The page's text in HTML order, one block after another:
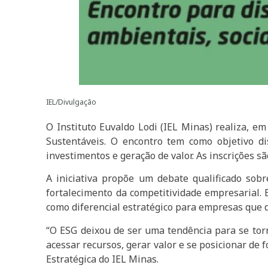
IEL/Divulgação
O Instituto Euvaldo Lodi (IEL Minas) realiza,
Sustentáveis. O encontro tem como objetivo
investimentos e geração de valor. As inscrições
A iniciativa propõe um debate qualificado
fortalecimento da competitividade empresarial.
como diferencial estratégico para empresas
“O ESG deixou de ser uma tendência para se
acessar recursos, gerar valor e se posicionar de
Estratégica do IEL Minas.